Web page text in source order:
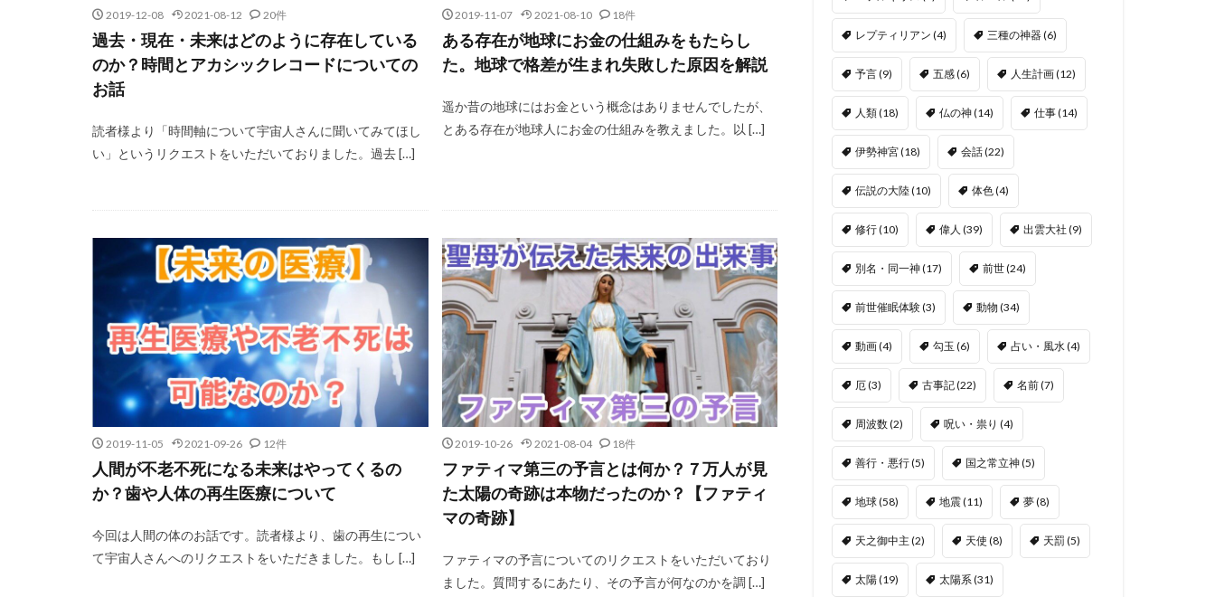
2019-12-08 2021-08-12 20件
過去・現在・未来はどのように存在している
のか？時間とアカシックレコードについての
お話
読者様より「時間軸について宇宙人さんに聞いてみてほし
い」というリクエストをいただいておりました。過去 […]
2019-11-07 2021-08-10 18件
ある存在が地球にお金の仕組みをもたらし
た。地球で格差が生まれ失敗した原因を解説
遥か昔の地球にはお金という概念はありませんでしたが、
とある存在が地球人にお金の仕組みを教えました。以 […]
2019-11-05 2021-09-26 12件
人間が不老不死になる未来はやってくるの
か？歯や人体の再生医療について
今回は人間の体のお話です。読者様より、歯の再生につい
て宇宙人さんへのリクエストをいただきました。もし […]
2019-10-26 2021-08-04 18件
ファティマ第三の予言とは何か？７万人が見
た太陽の奇跡は本物だったのか？【ファティ
マの奇跡】
ファティマの予言についてのリクエストをいただいており
ました。質問するにあたり、その予言が何なのかを調 […]
レプティリアン (4) 三種の神器(6)
予言(9) 五感(6) 人生計画(12)
人類(18) 仏の神(14) 仕事(14)
伊勢神宮(18) 会話(22)
伝説の大陸(10) 体色(4)
修行(10) 偉人 (39) 出雲大社 (9)
別名・同一神(17) 前世(24)
前世催眠体験(3) 動物 (34)
動画(4) 勾玉 (6) 占い・風水(4)
厄(3) 古事記(22) 名前(7)
周波数(2) 呪い・祟り (4)
善行・悪行(5) 国之常立神(5)
地球(58) 地震(11) 夢(8)
天之御中主 (2) 天使 (8) 天罰 (5)
太陽(19) 太陽系(31)